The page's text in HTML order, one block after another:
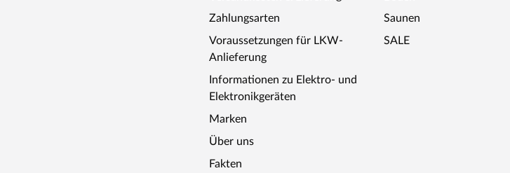
Zahlungsarten
Voraussetzungen für LKW-
Anlieferung
Informationen zu Elektro- und
Elektronikgeräten
Marken
Über uns
Fakten
Saunen
SALE